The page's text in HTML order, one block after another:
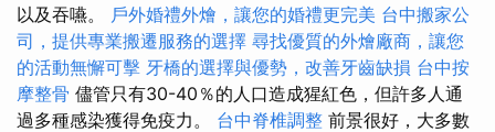
以及吞嚥。 戶外婚禮外燴，讓您的婚禮更完美 台中搬家公
司，提供專業搬遷服務的選擇 尋找優質的外燴廠商，讓您
的活動無懈可擊 牙橋的選擇與優勢，改善牙齒缺損 台中按
摩整骨 儘管只有30-40％的人口造成猩紅色，但許多人通
過多種感染獲得免疫力。 台中脊椎調整 前景很好，大多數